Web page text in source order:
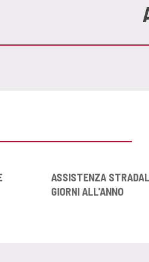
ASSISTENZA
GIORNI ALL'ANNO